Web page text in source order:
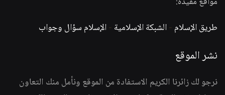
طريق الإسلام -الشبكة الإسلامية -الإسلام سؤال وجواب
نشر الموقع
نرجو لك زائرنا الكريم الاستفادة من الموقع ونأمل منك التعاون